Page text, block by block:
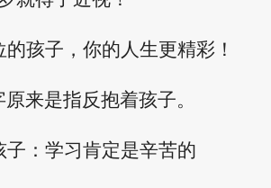
孩子，你的人生更精彩！
来是指反抱着孩子。
子：学习肯定是辛苦的